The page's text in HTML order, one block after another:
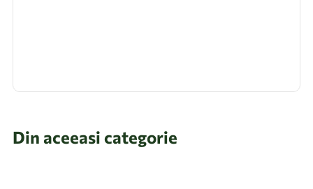
Din aceeasi categorie